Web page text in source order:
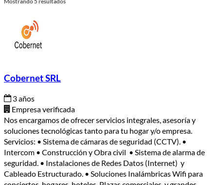
Cobernet SRL
3 años
Empresa verificada
Nos encargamos de ofrecer servicios integrales, asesoría y
soluciones tecnológicas tanto para tu hogar y/o empresa.
Servicios: • Sistema de cámaras de seguridad (CCTV). •
Intercom • Construcción y Obra civil • Sistema de alarma de
seguridad. • Instalaciones de Redes Datos (Internet) y
Cableado Estructurado. • Soluciones Inalámbricas Wifi para